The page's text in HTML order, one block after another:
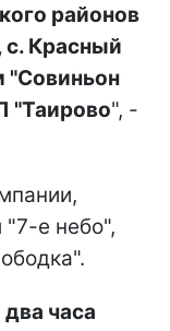
районов
с. Красный
"Таирово", -
"7-е небо",
часа